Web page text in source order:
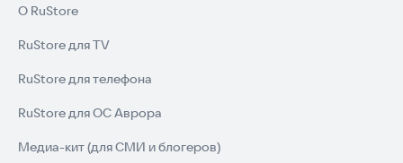
О RuStore
RuStore для TV
RuStore для телефона
RuStore для ОС Аврора
Медиа-кит (для СМИ и блогеров)